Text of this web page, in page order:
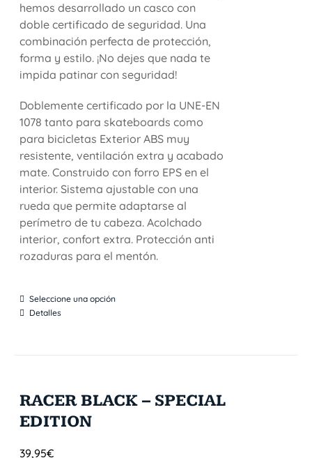
hemos desarrollado un casco con
doble certificado de seguridad. Una
combinación perfecta de protección,
forma y estilo. ¡No dejes que nada te
impida patinar con seguridad!
Doblemente certificado por la UNE-EN
1078 tanto para skateboards como
para bicicletas Exterior ABS muy
resistente, ventilación extra y acabado
mate. Construido con forro EPS en el
interior. Sistema ajustable con una
rueda que permite adaptarse al
perímetro de tu cabeza. Acolchado
interior, confort extra. Protección anti
rozaduras para el mentón.
Seleccione una opción
Detalles
RACER BLACK – SPECIAL
EDITION
39,95€